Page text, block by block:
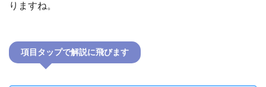
りますね。
項目タップで解説に飛びます